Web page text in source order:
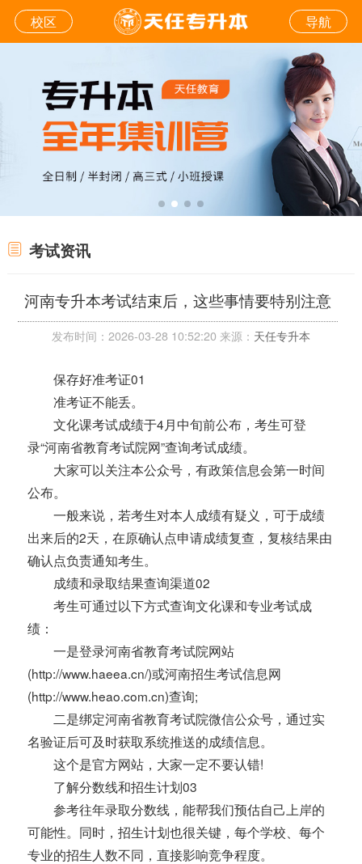
校区 导航
考试资讯
河南专升本考试结束后，这些事情要特别注意
发布时间：2026-03-28 10:52:20 来源： 天任专升本
保存好准考证01
准考证不能丢。
文化课考试成绩于4月中旬前公布，考生可登
录“河南省教育考试院网”查询考试成绩。
大家可以关注本公众号，有政策信息会第一时间
公布。
一般来说，若考生对本人成绩有疑义，可于成绩
出来后的2天，在原确认点申请成绩复查，复核结果由
确认点负责通知考生。
成绩和录取结果查询渠道02
考生可通过以下方式查询文化课和专业考试成
绩：
一是登录河南省教育考试院网站
(http://www.haeea.cn/)或河南招生考试信息网
(http://www.heao.com.cn)查询;
二是绑定河南省教育考试院微信公众号，通过实
名验证后可及时获取系统推送的成绩信息。
这个是官方网站，大家一定不要认错!
了解分数线和招生计划03
参考往年录取分数线，能帮我们预估自己上岸的
可能性。同时，招生计划也很关键，每个学校、每个
专业的招生人数不同，直接影响竞争程度。